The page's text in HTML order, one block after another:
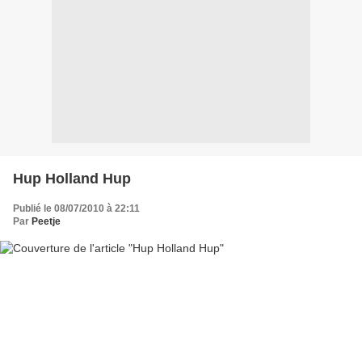
Hup Holland Hup
Publié le 08/07/2010 à 22:11
Par Peetje